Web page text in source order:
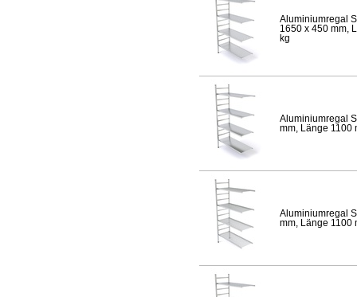
Aluminiumregal
1650 x 450 mm,
kg
Aluminiumregal
mm, Länge 1100
Aluminiumregal
mm, Länge 1100